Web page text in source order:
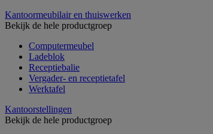
Kantoormeubilair en thuiswerken
Bekijk de hele productgroep
Computermeubel
Ladeblok
Receptiebalie
Vergader- en receptietafel
Werktafel
Kantoorstellingen
Bekijk de hele productgroep